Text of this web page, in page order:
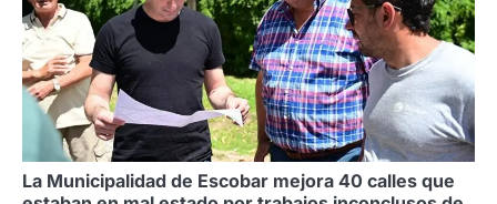
La Municipalidad de Escobar mejora 40 calles que